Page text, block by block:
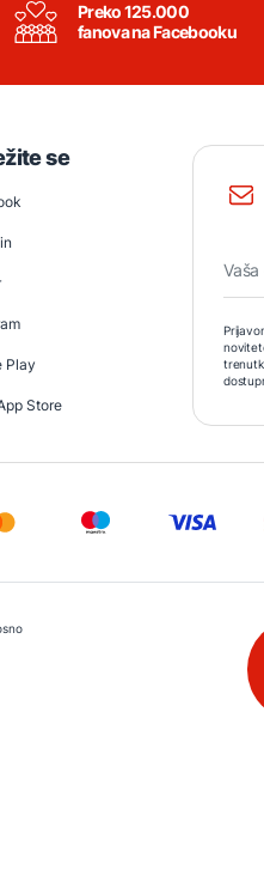
Preko 125.000
fanova na Facebooku
se
Play
Store